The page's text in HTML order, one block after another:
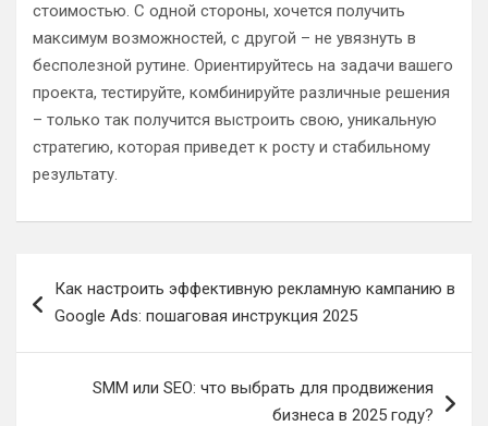
стоимостью. С одной стороны, хочется получить
максимум возможностей, с другой – не увязнуть в
бесполезной рутине. Ориентируйтесь на задачи вашего
проекта, тестируйте, комбинируйте различные решения
– только так получится выстроить свою, уникальную
стратегию, которая приведет к росту и стабильному
результату.
по
Как настроить эффективную рекламную кампанию в
Google Ads: пошаговая инструкция 2025
SMM или SEO: что выбрать для продвижения
бизнеса в 2025 году?